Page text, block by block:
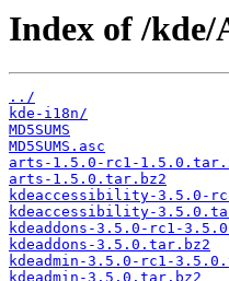
Index of /kde/
../
kde-i18n/
MD5SUMS
MD5SUMS.asc
arts-1.5.0-rc1-
arts-1.5.0.tar.bz2
kdeaccessibility-3.5.0-
kdeaccessibility-
kdeaddons-3.5.0-rc1-
kdeaddons-3.5.0.tar.bz2
kdeadmin-3.5.0-rc1-
kdeadmin-3.5.0.tar.bz2